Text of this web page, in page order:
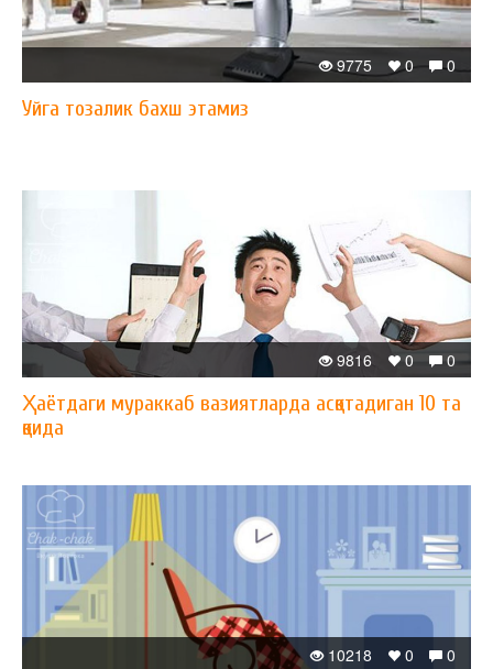
0
0
9775
Уйга тозалик бахш этамиз
0
0
9816
Ҳаётдаги мураккаб вазиятларда асқотадиган 10 та
қоида
0
0
10218